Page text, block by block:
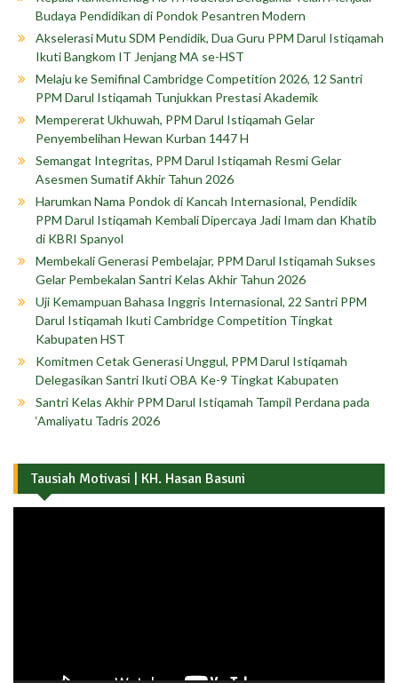
Budaya Pendidikan di Pondok Pesantren Modern
Akselerasi Mutu SDM Pendidik, Dua Guru PPM Darul Istiqamah
Ikuti Bangkom IT Jenjang MA se-HST
Melaju ke Semifinal Cambridge Competition 2026, 12 Santri
PPM Darul Istiqamah Tunjukkan Prestasi Akademik
Mempererat Ukhuwah, PPM Darul Istiqamah Gelar
Penyembelihan Hewan Kurban 1447 H
Semangat Integritas, PPM Darul Istiqamah Resmi Gelar
Asesmen Sumatif Akhir Tahun 2026
Harumkan Nama Pondok di Kancah Internasional, Pendidik
PPM Darul Istiqamah Kembali Dipercaya Jadi Imam dan Khatib
di KBRI Spanyol
Membekali Generasi Pembelajar, PPM Darul Istiqamah Sukses
Gelar Pembekalan Santri Kelas Akhir Tahun 2026
Uji Kemampuan Bahasa Inggris Internasional, 22 Santri PPM
Darul Istiqamah Ikuti Cambridge Competition Tingkat
Kabupaten HST
Komitmen Cetak Generasi Unggul, PPM Darul Istiqamah
Delegasikan Santri Ikuti OBA Ke-9 Tingkat Kabupaten
Santri Kelas Akhir PPM Darul Istiqamah Tampil Perdana pada
‘Amaliyatu Tadris 2026
Tausiah Motivasi | KH. Hasan Basuni